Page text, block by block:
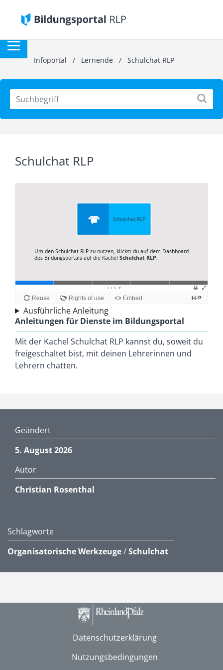
Infoportal / Lernende / Schulchat RLP
Schulchat RLP
Ausführliche Anleitung
Anleitungen für Dienste im Bildungsportal
Mit der Kachel Schulchat RLP kannst du, soweit du
freigeschaltet bist, mit deinen Lehrerinnen und
Lehrern chatten.
Geändert
5. August 2026
Autor
Christian Rosenthal
Schlagworte
Organisatorische Werkzeuge/Schulchat
Datenschutzerklärung
Nutzungsbedingungen